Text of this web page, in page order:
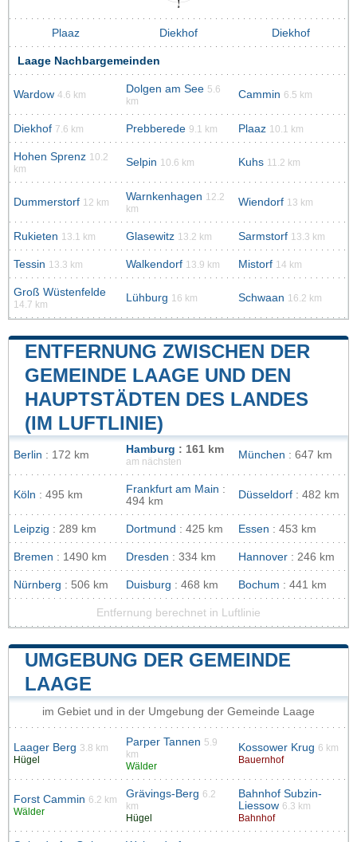
Plaaz Diekhof Diekhof
Laage Nachbargemeinden
Wardow 4.6 km Dolgen am See 5.6
km
Cammin 6.5 km
Diekhof 7.6 km Prebberede 9.1 km Plaaz 10.1 km
Hohen Sprenz 10.2
km
Selpin 10.6 km Kuhs 11.2 km
Dummerstorf 12 km Warnkenhagen 12.2
km
Wiendorf 13 km
Rukieten 13.1 km Glasewitz 13.2 km Sarmstorf 13.3 km
Tessin 13.3 km Walkendorf 13.9 km Mistorf 14 km
Groß Wüstenfelde
14.7 km
Lühburg 16 km Schwaan 16.2 km
ENTFERNUNG ZWISCHEN DER
GEMEINDE LAAGE UND DEN
HAUPTSTÄDTEN DES LANDES
(IM LUFTLINIE)
Berlin : 172 km Hamburg : 161 km
am nächsten
München : 647 km
Köln : 495 km Frankfurt am Main :
494 km
Düsseldorf : 482 km
Leipzig : 289 km Dortmund : 425 km Essen : 453 km
Bremen : 1490 km Dresden : 334 km Hannover : 246 km
Nürnberg : 506 km Duisburg : 468 km Bochum : 441 km
Entfernung berechnet in Luftlinie
UMGEBUNG DER GEMEINDE
LAAGE
im Gebiet und in der Umgebung der Gemeinde Laage
Laager Berg 3.8 km
Hügel
Parper Tannen 5.9
km
Wälder
Kossower Krug 6 km
Bauernhof
Forst Cammin 6.2 km
Wälder
Grävings-Berg 6.2
km
Hügel
Bahnhof Subzin-
Liessow 6.3 km
Bahnhof